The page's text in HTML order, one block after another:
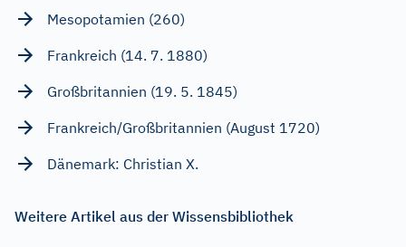
Mesopotamien (260)
Frankreich (14. 7. 1880)
Großbritannien (19. 5. 1845)
Frankreich/Großbritannien (August 1720)
Dänemark: Christian X.
Weitere Artikel aus der Wissensbibliothek